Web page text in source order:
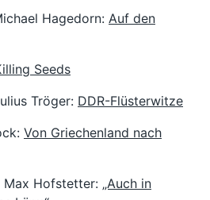
Hagedorn: Auf den
Seeds
Tröger: DDR-Flüsterwitze
Von Griechenland nach
Hofstetter: „Auch in